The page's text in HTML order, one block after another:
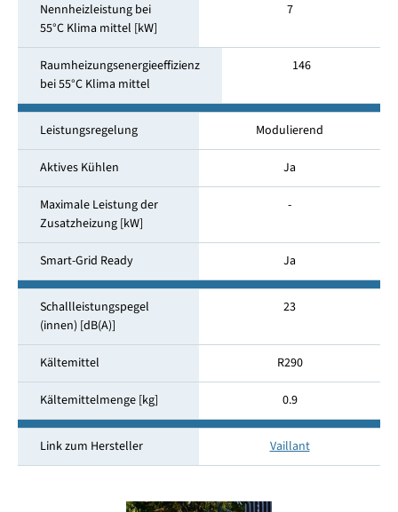
Nennheizleistung bei
55°C Klima mittel [kW]
7
Raumheizungsenergieeffizienz
bei 55°C Klima mittel
146
Leistungsregelung Modulierend
Aktives Kühlen Ja
Maximale Leistung der
Zusatzheizung [kW]
-
Smart-Grid Ready Ja
Schallleistungspegel
(innen) [dB(A)]
23
Kältemittel R290
Kältemittelmenge [kg] 0.9
Link zum Hersteller Vaillant